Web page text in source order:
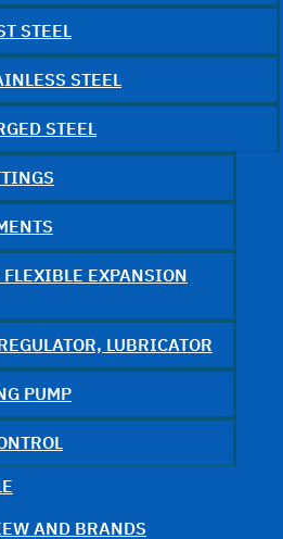
STEEL
STEEL
STEEL
EXPANSION
LUBRICATOR
PUMP
AND BRANDS